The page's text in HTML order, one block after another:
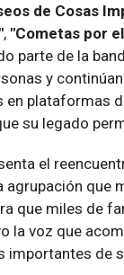
de Cosas
, "Cometas por
parte de la
y
en plataformas
su legado
el
agrupación que
que miles de
la voz que
importantes de